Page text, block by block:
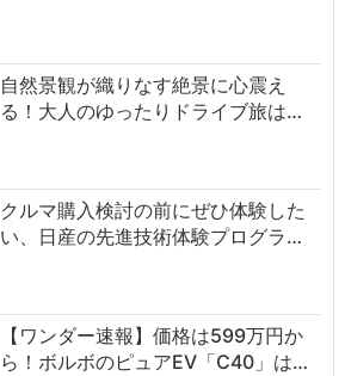
自然景観が織りなす絶景に心震え
る！大人のゆったりドライブ旅は…
クルマ購入検討の前にぜひ体験した
い、日産の先進技術体験プログラ…
【ワンダー速報】価格は599万円か
ら！ボルボのピュアEV「C40」は…